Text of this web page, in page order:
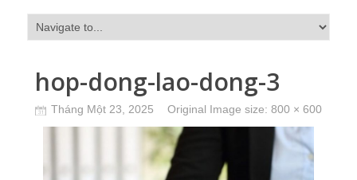
hop-dong-lao-dong-3
Tháng Một 23, 2025 Original Image size: 800 × 600